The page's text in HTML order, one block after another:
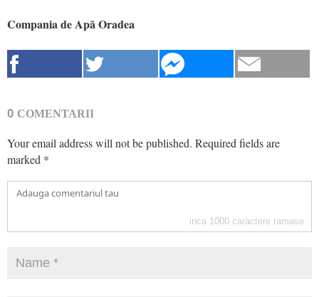
Compania de Apă Oradea
0 COMENTARII
Your email address will not be published. Required fields are
marked *
inca 1000 caractere ramase